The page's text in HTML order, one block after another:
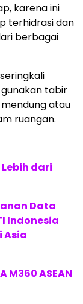
karena ini
terhidrasi dan
berbagai
tabir
atau
ruangan.
dari
Data
Indonesia
Asia
ASEAN